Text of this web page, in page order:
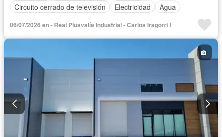
Circuito cerrado de televisión
Electricidad Agua
06/07/2026 en - Real Plusvalía Industrial - Carlos Iragorri I